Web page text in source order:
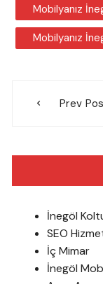
Mobilyanız
Mobilyanız
Prev
İnegöl
SEO
İç Mimar
İnegöl